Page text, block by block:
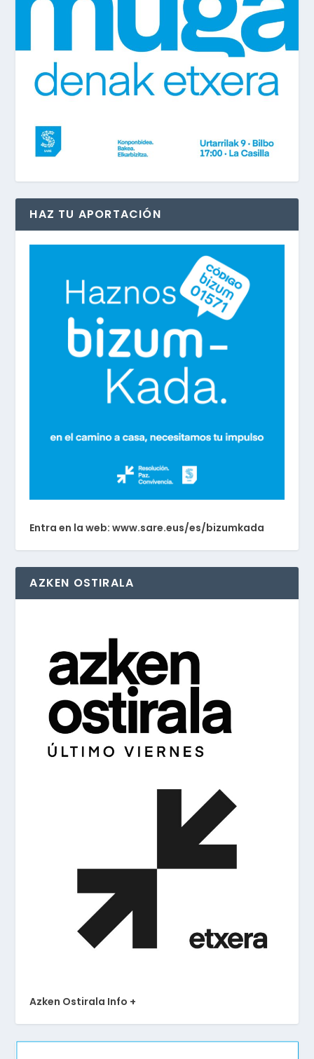
HAZ TU APORTACIÓN
Entra en la web: www.sare.eus/es/bizumkada
AZKEN OSTIRALA
Azken Ostirala Info +